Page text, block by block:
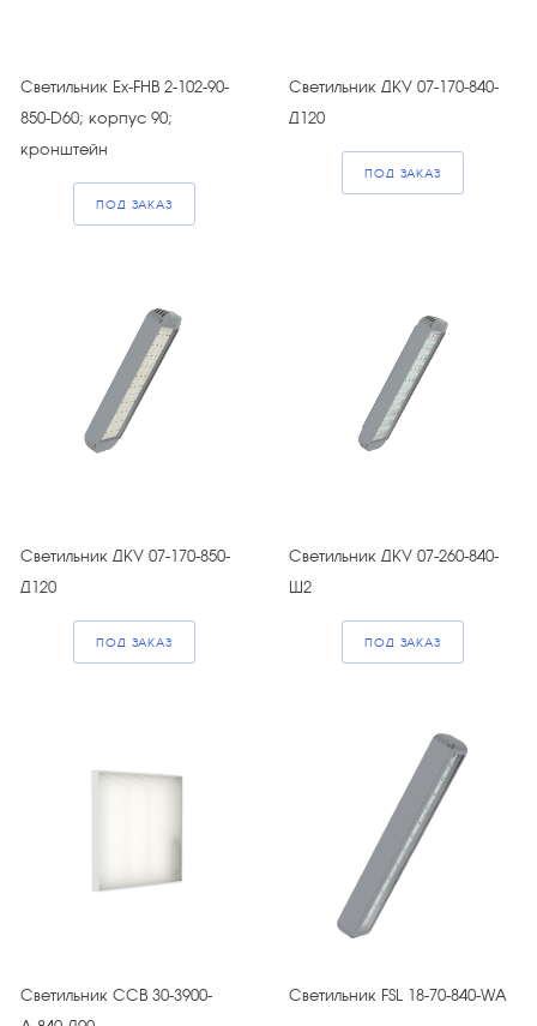
Светильник Ex-FHB 2-102-90-
850-D60; корпус 90;
кронштейн
ПОД ЗАКАЗ
Светильник ДКУ 07-170-840-
Д120
ПОД ЗАКАЗ
Светильник ДКУ 07-170-850-
Д120
ПОД ЗАКАЗ
Светильник ДКУ 07-260-840-
Ш2
ПОД ЗАКАЗ
Светильник ССВ 30-3900-
Светильник FSL 18-70-840-WA